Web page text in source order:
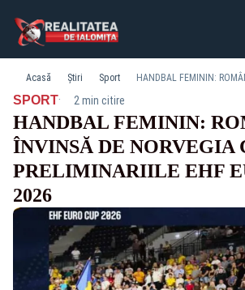
Acasă Știri Sport
SPORT· 2 min citire
HANDBAL FEMININ:
ÎNVINSĂ DE NORVEGIA
PRELIMINARIILE EHF
2026